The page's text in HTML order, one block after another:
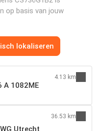
op basis van jouw
lokaliseren
A 1082ME
4.13 km
Utrecht
36.53 km